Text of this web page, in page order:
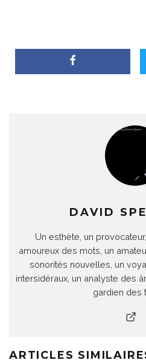
DAVID
Un esthète, un
amoureux des mots, un
sonorités nouvelles, un
intersidéraux, un analyste des
gardien des
ARTICLES